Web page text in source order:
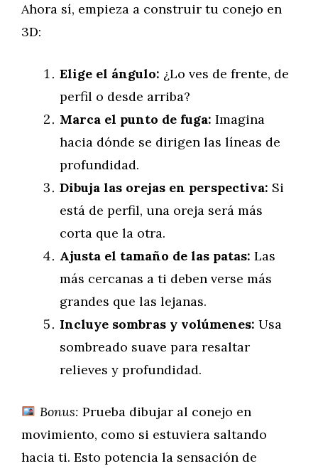
Ahora sí, empieza a construir tu conejo en
3D:
Elige el ángulo: ¿Lo ves de frente, de
perfil o desde arriba?
Marca el punto de fuga: Imagina
hacia dónde se dirigen las líneas de
profundidad.
Dibuja las orejas en perspectiva: Si
está de perfil, una oreja será más
corta que la otra.
Ajusta el tamaño de las patas: Las
más cercanas a ti deben verse más
grandes que las lejanas.
Incluye sombras y volúmenes: Usa
sombreado suave para resaltar
relieves y profundidad.
Bonus: Prueba dibujar al conejo en
movimiento, como si estuviera saltando
hacia ti. Esto potencia la sensación de